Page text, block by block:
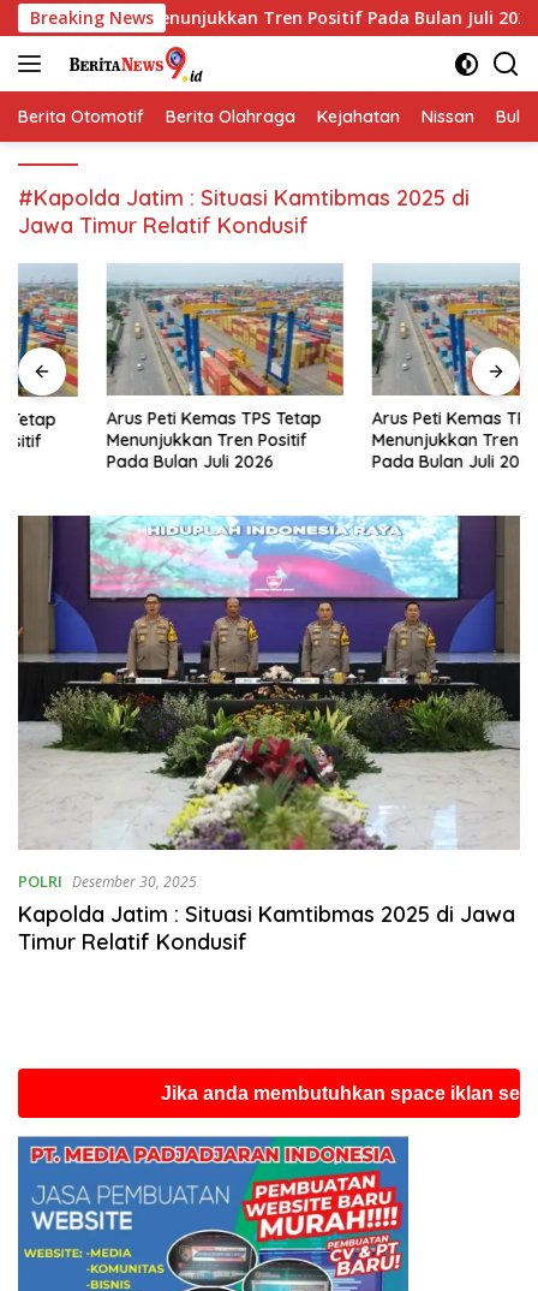
Langsung
ke
konten
Breaking News
Menunjukkan Tren Positif Pada Bulan Juli 2026
Berita Otomotif Berita Olahraga Kejahatan Nissan
#Kapolda Jatim : Situasi Kamtibmas 2025 di
Jawa Timur Relatif Kondusif
Arus Peti Kemas TPS Tetap
Menunjukkan Tren Positif
Pada Bulan Juli 2026
Arus Peti Kemas TPS Tetap
Menunjukkan Tren Positif
Pada Bulan Juli 2026
POLRI Desember 30, 2025
Kapolda Jatim : Situasi Kamtibmas 2025 di Jawa
Timur Relatif Kondusif
Jika anda membutuhkan space iklan seperti ini